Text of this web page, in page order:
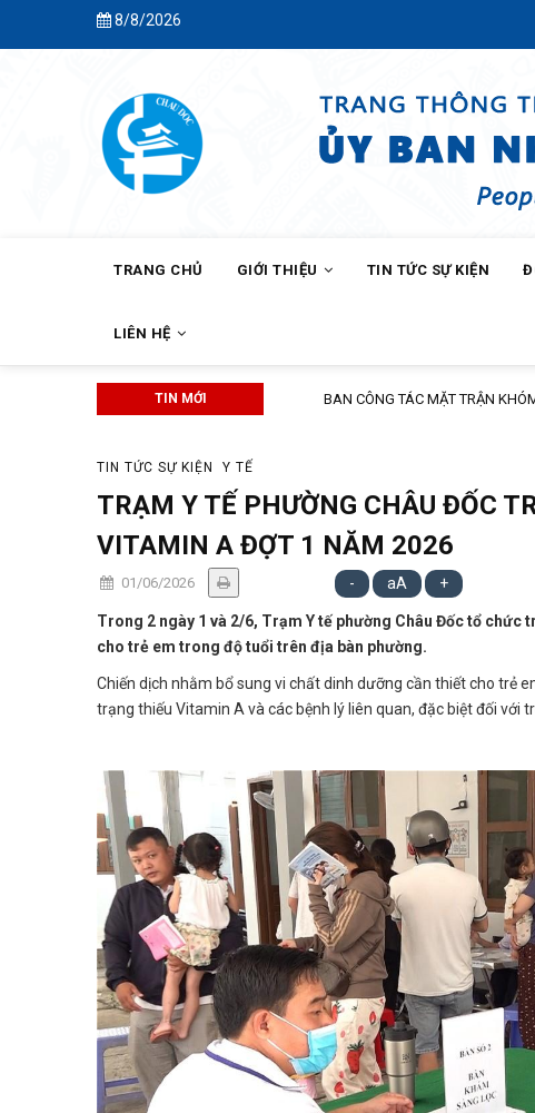
8/8/2026
NAVIGATION
TRANG CHỦ GIỚI THIỆU TIN TỨC SỰ KIỆN
LIÊN HỆ
TIN MỚI BAN CÔNG TÁC MẶT TRẬN KHÓM
TIN TỨC SỰ KIỆN Y TẾ
TRẠM Y TẾ PHƯỜNG CHÂU ĐỐC
VITAMIN A ĐỢT 1 NĂM 2026
01/06/2026 - aA +
Trong 2 ngày 1 và 2/6, Trạm Y tế phường Châu Đốc tổ chức
cho trẻ em trong độ tuổi trên địa bàn phường.
Chiến dịch nhằm bổ sung vi chất dinh dưỡng cần thiết cho trẻ
trạng thiếu Vitamin A và các bệnh lý liên quan, đặc biệt đối với